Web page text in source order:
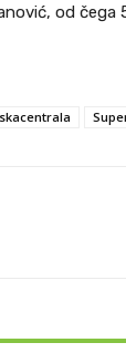
od čega